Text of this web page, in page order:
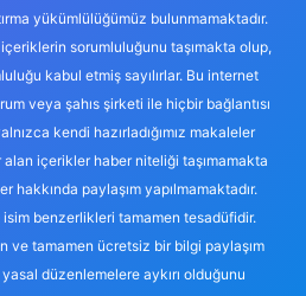
yükümlülüğümüz bulunmamaktadır.
sorumluluğunu taşımakta olup,
kabul etmiş sayılırlar. Bu internet
veya şahıs şirketi ile hiçbir bağlantısı
kendi hazırladığımız makaleler
alan içerikler haber niteliği taşımamakta
hakkında paylaşım yapılmamaktadır.
benzerlikleri tamamen tesadüfidir.
ve tamamen ücretsiz bir bilgi paylaşım
düzenlemelere aykırı olduğunu